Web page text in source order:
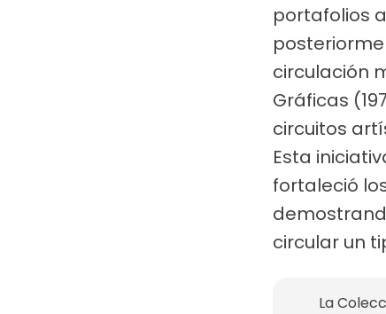
portafolios
circulación
Gráficas
circuitos
Esta
fortaleció
circular un
La